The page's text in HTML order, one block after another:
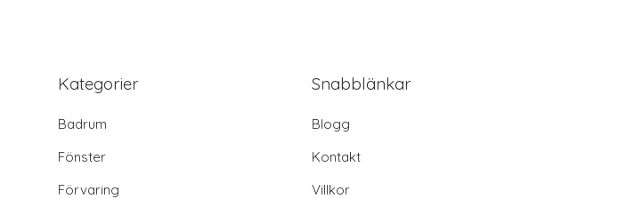
Kategorier
Badrum
Fönster
Förvaring
Snabblänkar
Blogg
Kontakt
Villkor